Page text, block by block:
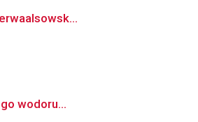
wodoru...